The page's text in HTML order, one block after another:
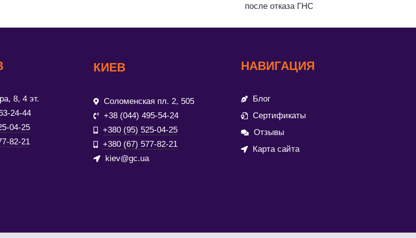
после отказа ГНС
8, 4 эт.
24-44
04-25
82-21
КИЕВ
Соломенская пл. 2, 505
+38 (044) 495-54-24
+380 (95) 525-04-25
+380 (67) 577-82-21
kiev@gc.ua
НАВИГАЦИЯ
Блог
Сертификаты
Отзывы
Карта сайта